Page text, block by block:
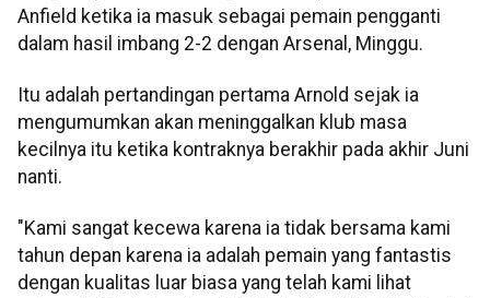
Anfield ketika ia masuk sebagai pemain pengganti
dalam hasil imbang 2-2 dengan Arsenal, Minggu.
Itu adalah pertandingan pertama Arnold sejak ia
mengumumkan akan meninggalkan klub masa
kecilnya itu ketika kontraknya berakhir pada akhir Juni
nanti.
"Kami sangat kecewa karena ia tidak bersama kami
tahun depan karena ia adalah pemain yang fantastis
dengan kualitas luar biasa yang telah kami lihat